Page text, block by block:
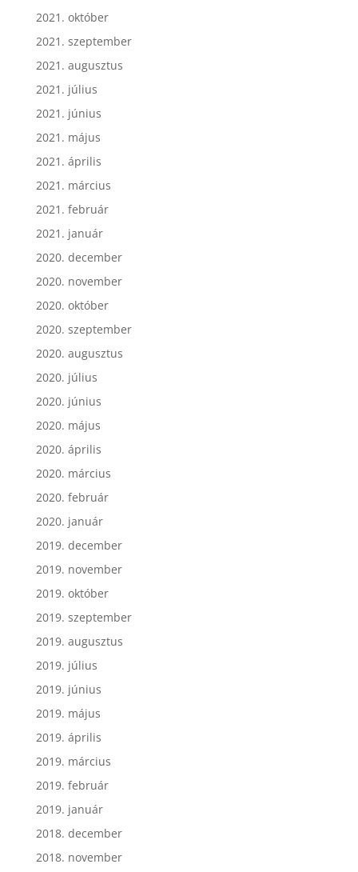
2021. október
2021. szeptember
2021. augusztus
2021. július
2021. június
2021. május
2021. április
2021. március
2021. február
2021. január
2020. december
2020. november
2020. október
2020. szeptember
2020. augusztus
2020. július
2020. június
2020. május
2020. április
2020. március
2020. február
2020. január
2019. december
2019. november
2019. október
2019. szeptember
2019. augusztus
2019. július
2019. június
2019. május
2019. április
2019. március
2019. február
2019. január
2018. december
2018. november